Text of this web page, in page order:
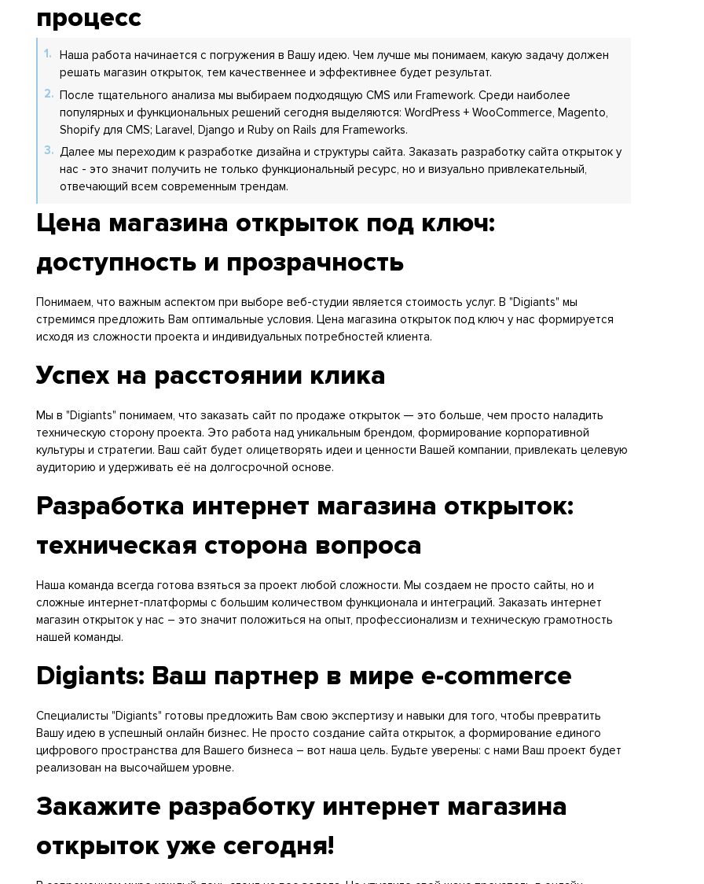
процесс
Наша работа начинается с погружения в Вашу идею. Чем лучше мы понимаем, какую задачу должен
решать магазин открыток, тем качественнее и эффективнее будет результат.
После тщательного анализа мы выбираем подходящую CMS или Framework. Среди наиболее
популярных и функциональных решений сегодня выделяются: WordPress + WooCommerce, Magento,
Shopify для CMS; Laravel, Django и Ruby on Rails для Frameworks.
Далее мы переходим к разработке дизайна и структуры сайта. Заказать разработку сайта открыток у
нас - это значит получить не только функциональный ресурс, но и визуально привлекательный,
отвечающий всем современным трендам.
Цена магазина открыток под ключ:
доступность и прозрачность
Понимаем, что важным аспектом при выборе веб-студии является стоимость услуг. В "Digiants" мы
стремимся предложить Вам оптимальные условия. Цена магазина открыток под ключ у нас формируется
исходя из сложности проекта и индивидуальных потребностей клиента.
Успех на расстоянии клика
Мы в "Digiants" понимаем, что заказать сайт по продаже открыток — это больше, чем просто наладить
техническую сторону проекта. Это работа над уникальным брендом, формирование корпоративной
культуры и стратегии. Ваш сайт будет олицетворять идеи и ценности Вашей компании, привлекать целевую
аудиторию и удерживать её на долгосрочной основе.
Разработка интернет магазина открыток:
техническая сторона вопроса
Наша команда всегда готова взяться за проект любой сложности. Мы создаем не просто сайты, но и
сложные интернет-платформы с большим количеством функционала и интеграций. Заказать интернет
магазин открыток у нас – это значит положиться на опыт, профессионализм и техническую грамотность
нашей команды.
Digiants: Ваш партнер в мире e-commerce
Специалисты "Digiants" готовы предложить Вам свою экспертизу и навыки для того, чтобы превратить
Вашу идею в успешный онлайн бизнес. Не просто создание сайта открыток, а формирование единого
цифрового пространства для Вашего бизнеса – вот наша цель. Будьте уверены: с нами Ваш проект будет
реализован на высочайшем уровне.
Закажите разработку интернет магазина
открыток уже сегодня!